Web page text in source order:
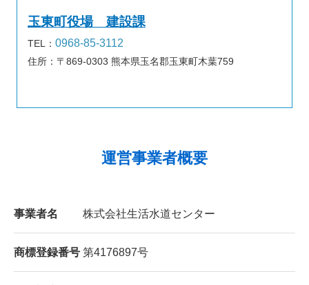
玉東町役場 建設課
TEL： 0968-85-3112
住所：〒869-0303 熊本県玉名郡玉東町木葉759
運営事業者概要
事業者名 株式会社生活水道センター
商標登録番号 第4176897号